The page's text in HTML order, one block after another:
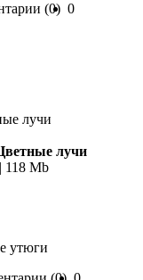
(0) 0
лучи
118 Mb
утюги